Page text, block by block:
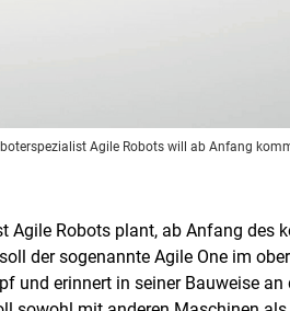
Agile Robots will ab Anfang
Agile Robots plant, ab Anfang
der sogenannte Agile One im
und erinnert in seiner Bauweise